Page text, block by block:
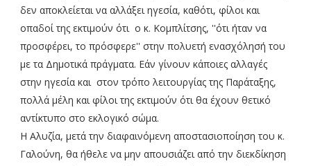
δεν αποκλείεται να αλλάξει ηγεσία, καθότι, φίλοι και
οπαδοί της εκτιμούν ότι ο κ. Κομπλίτσης, ''ότι ήταν να
προσφέρει, το πρόσφερε'' στην πολυετή ενασχόλησή του
με τα Δημοτικά πράγματα. Εάν γίνουν κάποιες αλλαγές
στην ηγεσία και στον τρόπο λειτουργίας της Παράταξης,
πολλά μέλη και φίλοι της εκτιμούν ότι θα έχουν θετικό
αντίκτυπο στο εκλογικό σώμα.
Η Αλυζία, μετά την διαφαινόμενη αποστασιοποίηση του κ.
Γαλούνη, θα ήθελε να μην απουσιάζει από την διεκδίκηση